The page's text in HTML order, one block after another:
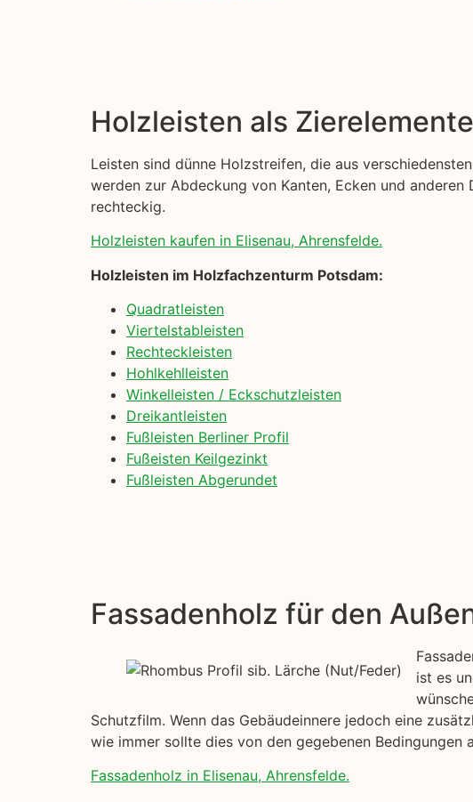
Holzleisten als Zierelemente
Leisten sind dünne Holzstreifen, die aus
werden zur Abdeckung von Kanten, Ecken und
rechteckig.
Holzleisten kaufen in Elisenau, Ahrensfelde.
Holzleisten im Holzfachzenturm Potsdam:
Quadratleisten
Viertelstableisten
Rechteckleisten
Hohlkehlleisten
Winkelleisten / Eckschutzleisten
Dreikantleisten
Fußleisten Berliner Profil
Fußeisten Keilgezinkt
Fußleisten Abgerundet
Fassadenholz für den
ist es
Schutzfilm. Wenn das Gebäudeinnere jedoch eine
wie immer sollte dies von den gegebenen Bedingungen
Fassadenholz in Elisenau, Ahrensfelde.